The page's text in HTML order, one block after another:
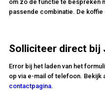
om zo de functie te bespreken
passende combinatie. De koffie
Solliciteer direct bij
Error bij het laden van het
op via e-mail of telefoon.
contactpagina.